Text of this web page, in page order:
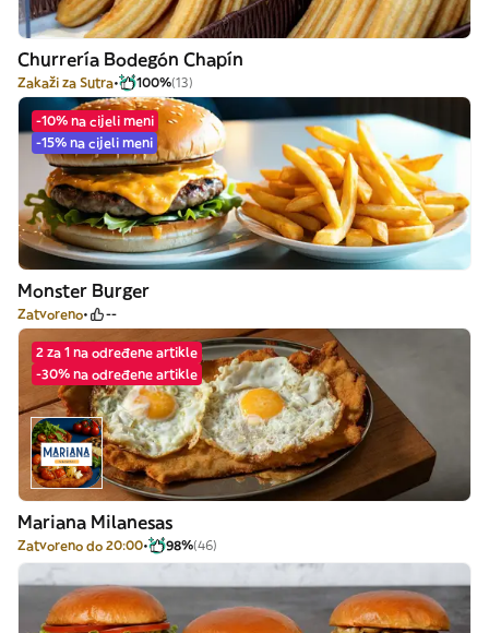
Churrería Bodegón Chapín
Zakaži za Sutra 100%(13)
-10% na cijeli meni
-15% na cijeli meni
Monster Burger
Zatvoreno --
2 za 1 na određene artikle
-30% na određene artikle
Mariana Milanesas
Zatvoreno do 20:00 98%(46)